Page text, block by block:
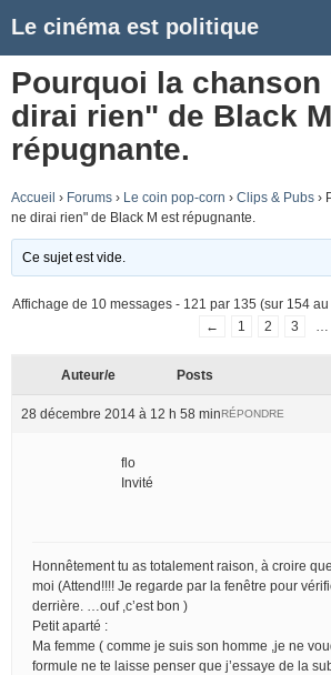
Le cinéma est politique
Pourquoi la chanson
dirai rien" de Black
répugnante.
Accueil › Forums › Le coin pop-corn › Clips & Pubs ›
ne dirai rien" de Black M est répugnante.
Ce sujet est vide.
Affichage de 10 messages - 121 par 135 (sur 154
←
1 2 3
Auteur/e Posts
28 décembre 2014 à 12 h 58 minRÉPONDRE
flo
Invité
Honnêtement tu as totalement raison, à croire
moi (Attend!!!! Je regarde par la fenêtre pour
derrière. …ouf ,c’est bon )
Petit aparté :
Ma femme ( comme je suis son homme ,je ne
formule ne te laisse penser que j’essaye de la